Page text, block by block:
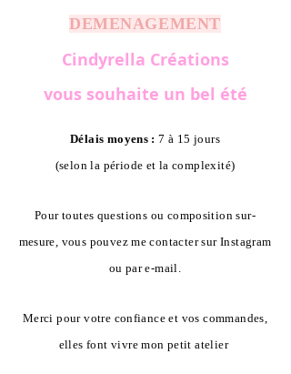
DEMENAGEMENT
Cindyrella Créations
vous souhaite un bel été
Délais moyens : 7 à 15 jours
(selon la période et la complexité)
Pour toutes questions ou composition sur-
mesure, vous pouvez me contacter sur Instagram
ou par e-mail.
Merci pour votre confiance et vos commandes,
elles font vivre mon petit atelier